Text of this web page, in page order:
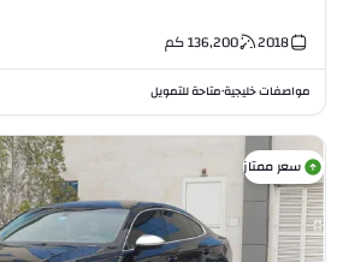
2018
136,200كم
مواصفات خليجية•متاحة للتمويل
سعر ممتاز